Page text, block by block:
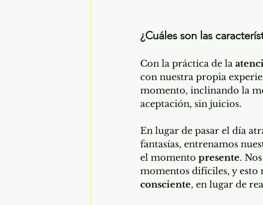
¿Cuáles son las
Con la práctica de la
con nuestra propia
momento, inclinando la
aceptación, sin juicios.
En lugar de pasar el día
fantasías, entrenamos
el momento presente.
momentos difíciles, y esto
consciente, en lugar de